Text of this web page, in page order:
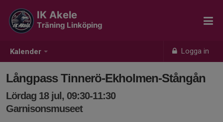
Kalender Logga in
IK Akele
Träning Linköping
Långpass Tinnerö-Ekholmen-Stångån
Lördag 18 jul, 09:30-11:30
Garnisonsmuseet